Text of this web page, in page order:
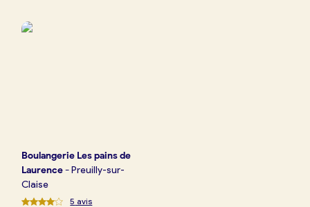
Boulangerie Les pains de
Laurence-Preuilly-sur-
Claise
5 avis